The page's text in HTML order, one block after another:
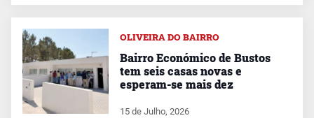
OLIVEIRA DO BAIRRO
Bairro Económico de Bustos
tem seis casas novas e
esperam-se mais dez
15 de Julho, 2026